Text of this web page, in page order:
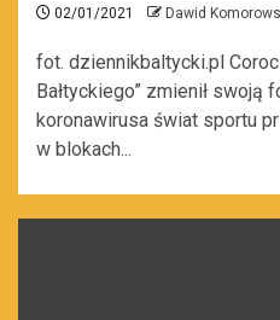
02/01/2021 Dawid
fot. dziennikbaltycki.pl
Bałtyckiego” zmienił swoją
koronawirusa świat sportu
w blokach...